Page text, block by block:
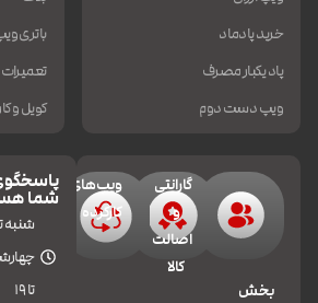
خرید پادماد
پاد یکبار مصرف
ویپ دست دوم
باتری
کویل و
بخش
گارانتی
و
اصالت
کالا
ویپ‌های
کارکرده
شما
شنبه
تا 19